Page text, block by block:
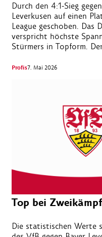
Durch den 4:1-Sieg
Leverkusen auf einen
League geschoben. Das
verspricht höchste
Stürmers in Topform.
Profis7. Mai 2026
Top bei
Die statistischen Werte